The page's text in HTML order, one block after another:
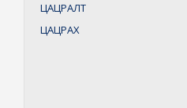
ЦАЦРАЛТ
ЦАЦРАХ